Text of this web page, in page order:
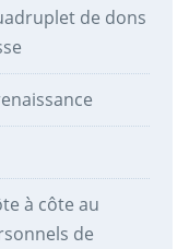
de dons
à côte au
de